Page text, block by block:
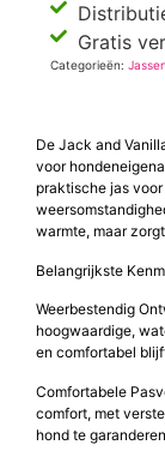
Gratis
Categorieën:Jassen
De Jack and
voor
praktische jas
warmte, maar
Belangrijkste
Weerbestendig
hoogwaardige,
en comfortabel
Comfortabele
comfort, met
hond te